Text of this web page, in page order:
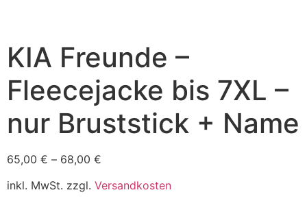
KIA Freunde –
Fleecejacke bis 7XL –
nur Bruststick + Name
65,00 € – 68,00 €
inkl. MwSt. zzgl. Versandkosten